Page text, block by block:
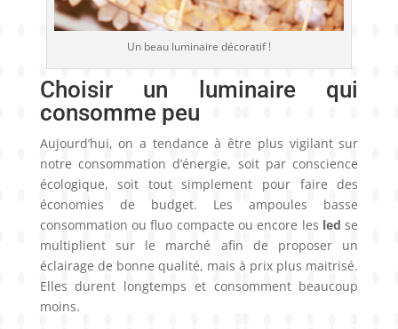
Un beau luminaire décoratif !
Choisir un luminaire qui
consomme peu
Aujourd’hui, on a tendance à être plus vigilant sur
notre consommation d’énergie, soit par conscience
écologique, soit tout simplement pour faire des
économies de budget. Les ampoules basse
consommation ou fluo compacte ou encore les ledse
multiplient sur le marché afin de proposer un
éclairage de bonne qualité, mais à prix plus maitrisé.
Elles durent longtemps et consomment beaucoup
moins.